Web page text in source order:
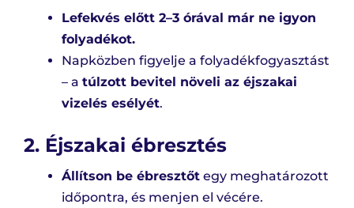
Lefekvés előtt 2–3 órával már ne igyon
folyadékot.
Napközben figyelje a folyadékfogyasztást
– a túlzott bevitel növeli az éjszakai
vizelés esélyét.
2. Éjszakai ébresztés
Állítson be ébresztőt egy meghatározott
időpontra, és menjen el vécére.